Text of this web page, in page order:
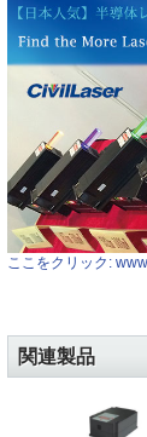
ここをクリック:
関連製品